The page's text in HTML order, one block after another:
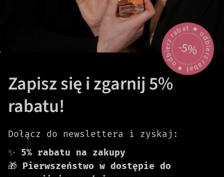
odbierz rabat 🟎 odbierz rabat 🟎
-5%
Zapisz się i zgarnij 5%
rabatu!
Dołącz do newslettera i zyskaj:
✨ 5% rabatu na zakupy
🎁 Pierwszeństwo w dostępie do